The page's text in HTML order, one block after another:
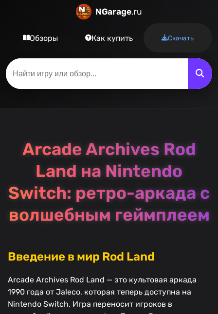
NGarage.ru
Обзоры Как купить Скачать
Arcade Archives Rod
Land на Nintendo
Switch: ретро-аркада с
волшебным геймплеем
Введение в мир Rod Land
Arcade Archives Rod Land — это культовая аркада
1990 года от Jaleco, которая теперь доступна на
Nintendo Switch. Игра переносит игроков в